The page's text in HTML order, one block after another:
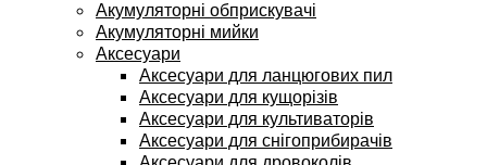
Акумуляторні обприскувачі
Акумуляторні мийки
Аксесуари
Аксесуари для ланцюгових пил
Аксесуари для кущорізів
Аксесуари для культиваторів
Аксесуари для снігоприбирачів